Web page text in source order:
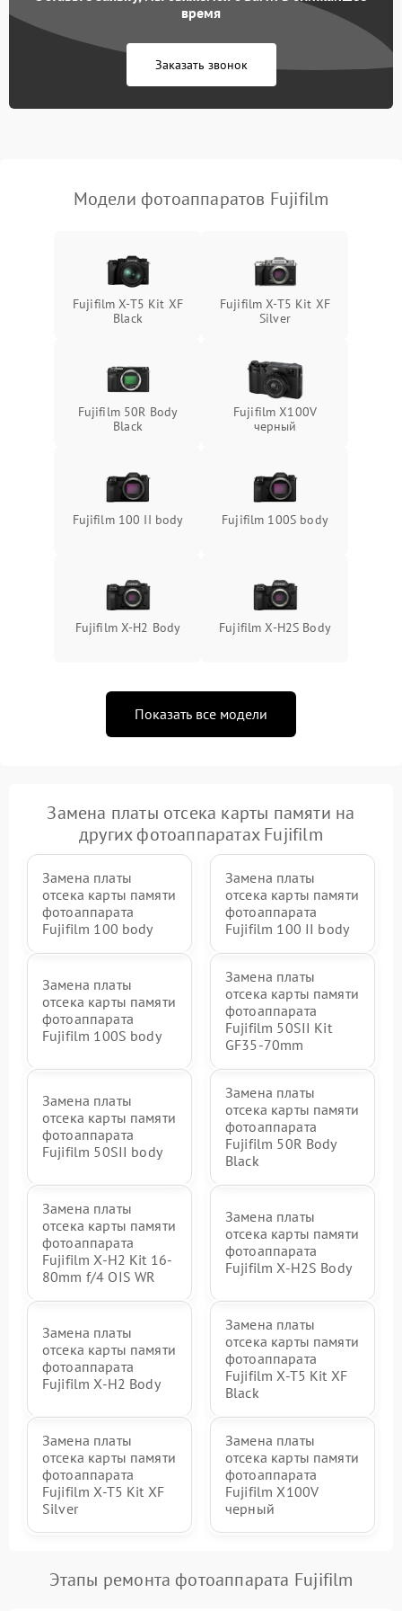
время
Заказать звонок
Модели фотоаппаратов Fujifilm
Fujifilm X-T5 Kit XF
Black
Fujifilm X-T5 Kit XF
Silver
Fujifilm 50R Body
Black
Fujifilm X100V
черный
Fujifilm 100 II body Fujifilm 100S body
Fujifilm X-H2 Body Fujifilm X-H2S Body
Показать все модели
Замена платы отсека карты памяти на
других фотоаппаратах Fujifilm
Замена платы
отсека карты памяти
фотоаппарата
Fujifilm 100 body
Замена платы
отсека карты памяти
фотоаппарата
Fujifilm 100 II body
Замена платы
отсека карты памяти
фотоаппарата
Fujifilm 100S body
Замена платы
отсека карты памяти
фотоаппарата
Fujifilm 50SII Kit
GF35-70mm
Замена платы
отсека карты памяти
фотоаппарата
Fujifilm 50SII body
Замена платы
отсека карты памяти
фотоаппарата
Fujifilm 50R Body
Black
Замена платы
отсека карты памяти
фотоаппарата
Fujifilm X-H2 Kit 16-
80mm f/4 OIS WR
Замена платы
отсека карты памяти
фотоаппарата
Fujifilm X-H2S Body
Замена платы
отсека карты памяти
фотоаппарата
Fujifilm X-H2 Body
Замена платы
отсека карты памяти
фотоаппарата
Fujifilm X-T5 Kit XF
Black
Замена платы
отсека карты памяти
фотоаппарата
Fujifilm X-T5 Kit XF
Silver
Замена платы
отсека карты памяти
фотоаппарата
Fujifilm X100V
черный
Этапы ремонта фотоаппарата Fujifilm